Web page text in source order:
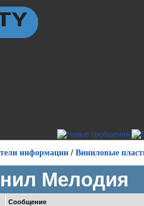
информации / Виниловые
Мелодия
Сообщение